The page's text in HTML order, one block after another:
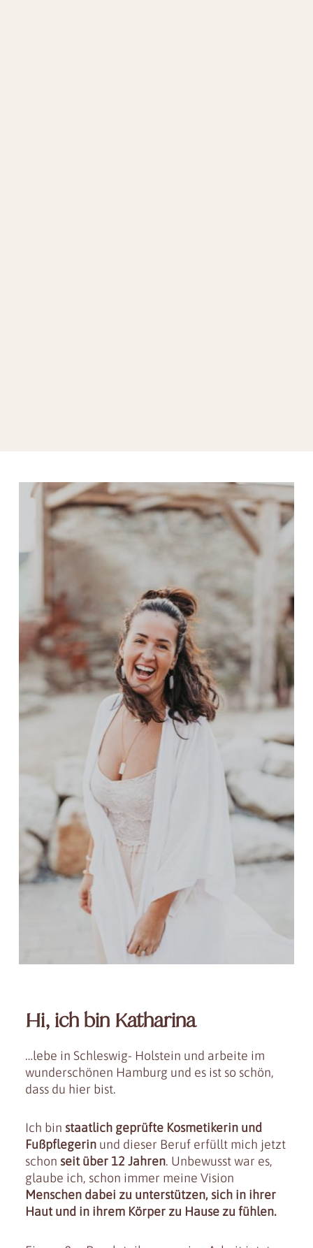
Hi, ich bin Katharina
…lebe in Schleswig- Holstein und arbeite im
wunderschönen Hamburg und es ist so schön,
dass du hier bist.
Ich bin staatlich geprüfte Kosmetikerin und
Fußpflegerinund dieser Beruf erfüllt mich jetzt
schon seit über 12 Jahren. Unbewusst war es,
glaube ich, schon immer meine Vision
Menschen dabei zu unterstützen, sich in ihrer
Haut und in ihrem Körper zu Hause zu fühlen.